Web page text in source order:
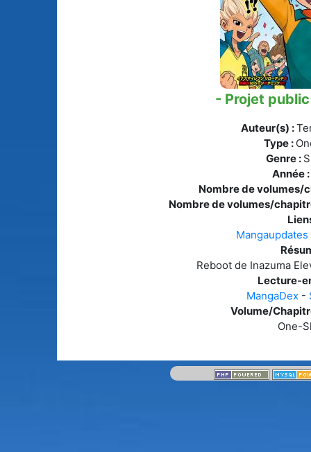
Tous les animes (604)
Mangas en pause
Mangas licenciés
Mangas
(0)
Tous les mangas
- Projet
Auteur(s) :
Type :
Genre :
Année :
Nombre de volumes/
Nombre de volumes/
Mangaupdates
Reboot de Inazuma
Lecture-
MangaDex-
Volume/
One-